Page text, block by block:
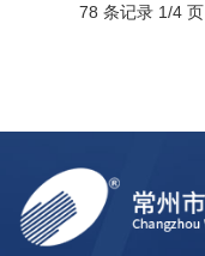
78 条记录 1/4 页